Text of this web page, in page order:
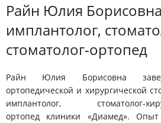
Райн Юлия
имплантолог,
стоматолог-ортопед
Райн Юлия Борисовна
ортопедической и хирургической
имплантолог, стоматолог-
ортопед клиники «Диамед».